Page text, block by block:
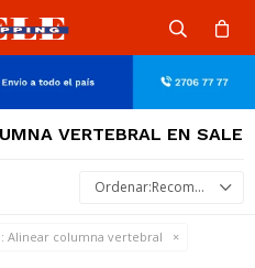
VERTEBRAL EN SALE
Recomendados
Alinear columna vertebral